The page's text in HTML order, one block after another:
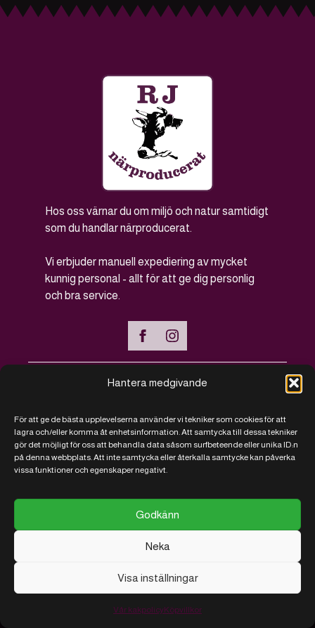
Hantera medgivande
För att ge de bästa upplevelserna använder vi tekniker som cookies för att
lagra och/eller komma åt enhetsinformation. Att samtycka till dessa tekniker
gör det möjligt för oss att behandla data såsom surfbeteende eller unika ID:n
på denna webbplats. Att inte samtycka eller återkalla samtycke kan påverka
vissa funktioner och egenskaper negativt.
Godkänn
Neka
Visa inställningar
Vår kakpolicyKöpvillkor
Hos oss värnar du om miljö och natur samtidigt
som du handlar närproducerat.
Vi erbjuder manuell expediering av mycket
kunnig personal - allt för att ge dig personlig
och bra service.
Vanliga frågor - FAQ
Kontakt
Köpvillkor
Vi sparar på kakor
© 2026 RJ Närproducerat
Utvecklad
med
av